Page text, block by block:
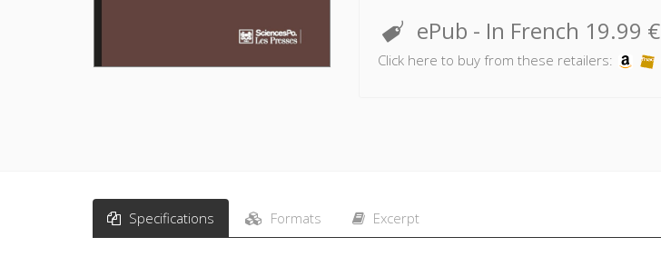
ePub - In French 19.99 €
Click here to buy from these retailers:
Specifications Formats Excerpt